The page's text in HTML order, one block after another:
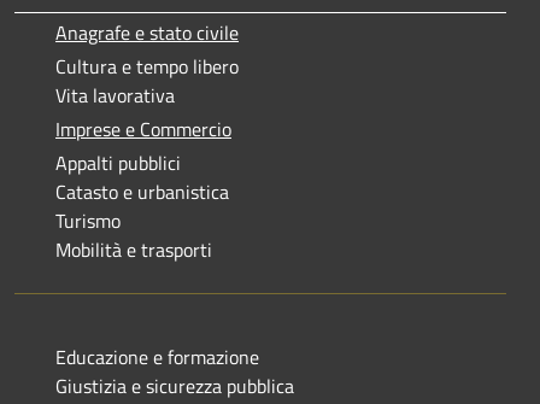
Anagrafe e stato civile
Cultura e tempo libero
Vita lavorativa
Imprese e Commercio
Appalti pubblici
Catasto e urbanistica
Turismo
Mobilità e trasporti
Educazione e formazione
Giustizia e sicurezza pubblica